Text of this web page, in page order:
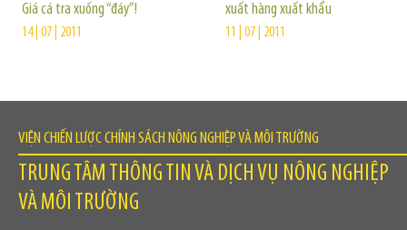
Giá cá tra xuống “đáy”!
14 | 07 | 2011
xuất hàng xuất khẩu
11 | 07 | 2011
VIỆN CHIẾN LƯỢC CHÍNH SÁCH NÔNG NGHIỆP VÀ MÔI TRƯỜNG
TRUNG TÂM THÔNG TIN VÀ DỊCH VỤ NÔNG NGHIỆP
VÀ MÔI TRƯỜNG